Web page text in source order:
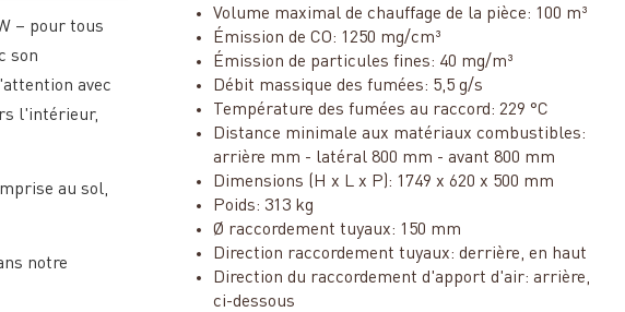
– pour tous
son
avec
l'intérieur,
au sol,
notre
Volume maximal de chauffage de la pièce: 100 m³
Émission de CO: 1250 mg/cm³
Émission de particules fines: 40 mg/m³
Débit massique des fumées: 5,5 g/s
Température des fumées au raccord: 229 °C
Distance minimale aux matériaux combustibles:
arrière mm - latéral 800 mm - avant 800 mm
Dimensions (H x L x P): 1749 x 620 x 500 mm
Poids: 313 kg
Ø raccordement tuyaux: 150 mm
Direction raccordement tuyaux: derrière, en haut
Direction du raccordement d'apport d'air: arrière,
ci-dessous